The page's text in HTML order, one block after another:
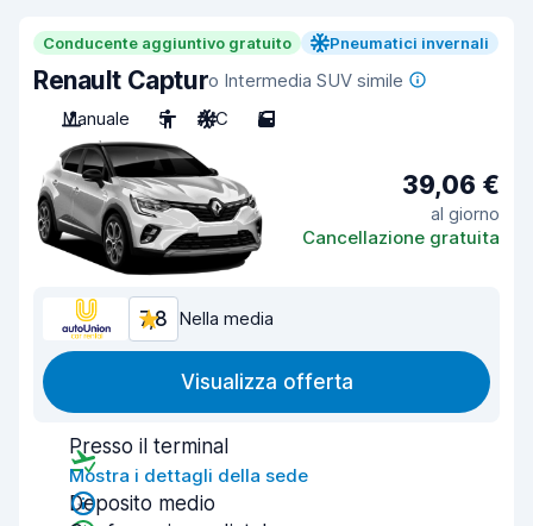
Conducente aggiuntivo gratuito Pneumatici invernali
Renault Capturo Intermedia SUV simile
Manuale
5 A/C 5
39,06 €
al giorno
Cancellazione gratuita
7,8 Nella media
Visualizza offerta
Presso il terminal
Mostra i dettagli della sede
Deposito medio